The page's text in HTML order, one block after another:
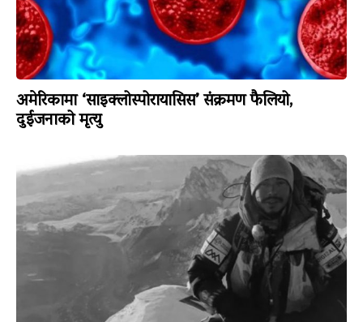
अमेरिकामा ‘साइक्लोस्पोरायासिस’ संक्रमण फैलियो,
दुईजनाको मृत्यु